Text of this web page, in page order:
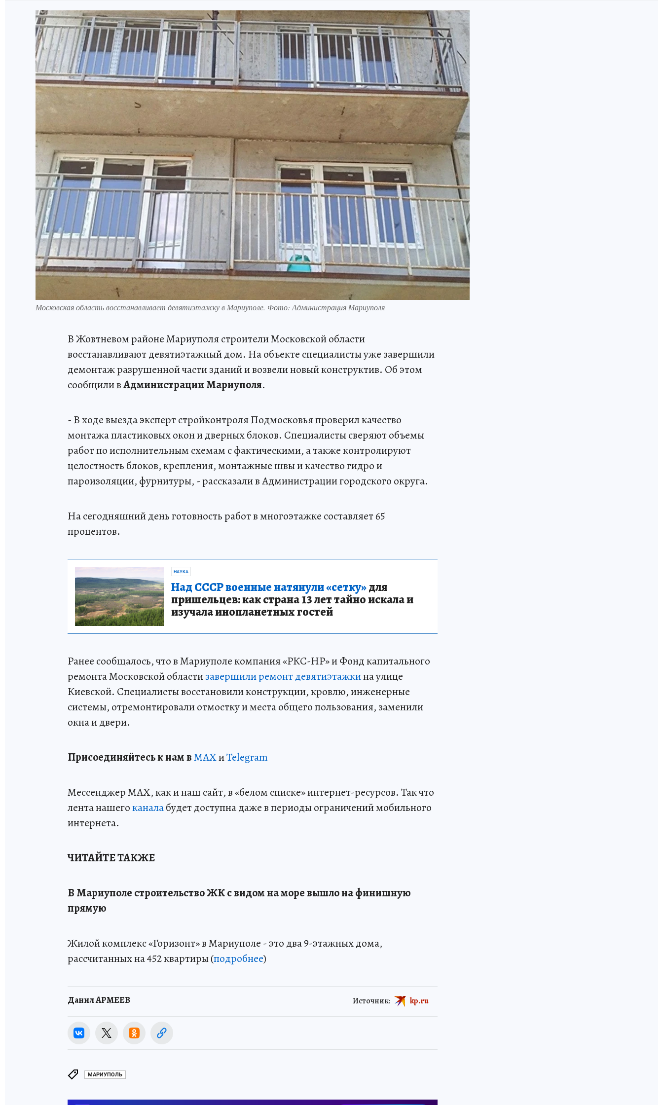
Московская область восстанавливает девятиэтажку в Мариуполе. Фото: Администрация Мариуполя
В Жовтневом районе Мариуполя строители Московской области
восстанавливают девятиэтажный дом. На объекте специалисты уже завершили
демонтаж разрушенной части зданий и возвели новый конструктив. Об этом
сообщили вАдминистрации Мариуполя.
- В ходе выезда эксперт стройконтроля Подмосковья проверил качество
монтажа пластиковых окон и дверных блоков. Специалисты сверяют объемы
работ по исполнительным схемам с фактическими, а также контролируют
целостность блоков, крепления, монтажные швы и качество гидро и
пароизоляции, фурнитуры, - рассказали в Администрации городского округа.
На сегодняшний день готовность работ в многоэтажке составляет 65
процентов.
НАУКА
Над СССР военные натянули «сетку»для
пришельцев: как страна 13 лет тайно искала и
изучала инопланетных гостей
Ранее сообщалось, что в Мариуполе компания «РКС-НР» и Фонд капитального
ремонта Московской областизавершили ремонт девятиэтажкина улице
Киевской. Специалисты восстановили конструкции, кровлю, инженерные
системы, отремонтировали отмостку и места общего пользования, заменили
окна и двери.
Присоединяйтесь к нам вMAXиTelegram
Мессенджер MAX, как и наш сайт, в «белом списке» интернет-ресурсов. Так что
лента нашегоканалабудет доступна даже в периоды ограничений мобильного
интернета.
ЧИТАЙТЕ ТАКЖЕ
В Мариуполе строительство ЖК с видом на море вышло на финишную
прямую
Жилой комплекс «Горизонт» в Мариуполе - это два 9-этажных дома,
рассчитанных на 452 квартиры (подробнее)
Данил АРМЕЕВ Источник: kp.ru
МАРИУПОЛЬ